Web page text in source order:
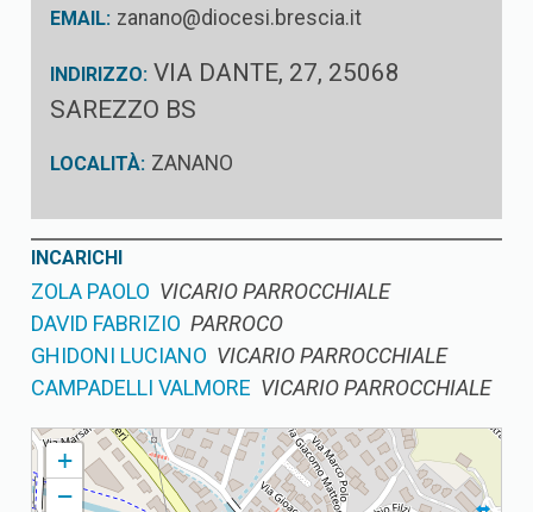
EMAIL: zanano@diocesi.brescia.it
INDIRIZZO: VIA DANTE, 27, 25068
SAREZZO BS
LOCALITÀ: ZANANO
INCARICHI
ZOLA PAOLO VICARIO PARROCCHIALE
DAVID FABRIZIO PARROCO
GHIDONI LUCIANO VICARIO PARROCCHIALE
CAMPADELLI VALMORE VICARIO PARROCCHIALE
ZANANO PARROCCHIA REGINA DELLA PACE
+
−